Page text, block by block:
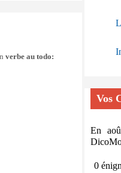
verbe au todo:
Vos
En
0